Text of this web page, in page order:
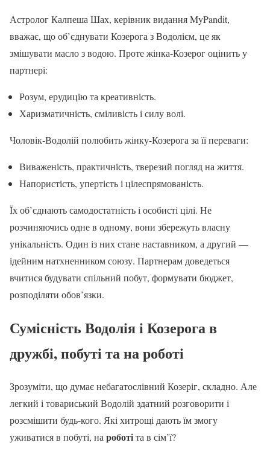
Астролог Калпеша Шах, керівник видання MyPandit,
вважає, що об’єднувати Козерога з Водолієм, це як
змішувати масло з водою. Проте жінка-Козерог оцінить у
партнері:
Розум, ерудицію та креативність.
Харизматичність, сміливість і силу волі.
Чоловік-Водолій полюбить жінку-Козерога за її переваги:
Виваженість, практичність, тверезий погляд на життя.
Напористість, упертість і цілеспрямованість.
Їх об’єднають самодостатність і особисті цілі. Не
розчиняючись одне в одному, вони збережуть власну
унікальність. Один із них стане наставником, а другий —
ідейним натхненником союзу. Партнерам доведеться
вчитися будувати спільний побут, формувати бюджет,
розподіляти обов’язки.
Сумісність Водолія і Козерога в
дружбі, побуті та нароботі
Зрозуміти, що думає небагатослівний Козеріг, складно. Але
легкий і товариський Водолій здатний розговорити і
розсмішити будь-кого. Які хитрощі дають їм змогу
уживатися в побуті, на роботіта в сім’ї?